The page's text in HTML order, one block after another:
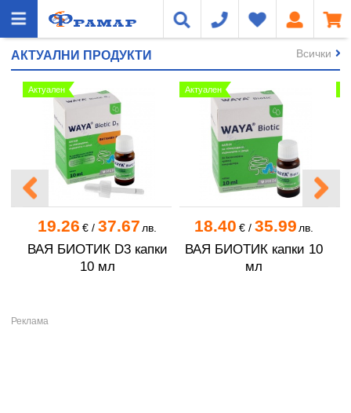
АКТУАЛНИ ПРОДУКТИ
19.26 €/ 37.67 лв.
ВАЯ БИОТИК D3 капки
10 мл
Актуален
18.40 €/ 35.99 лв.
ВАЯ БИОТИК капки 10
мл
Актуален
Всички